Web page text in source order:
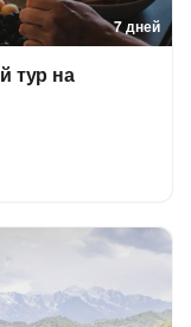
7 дней
тур на